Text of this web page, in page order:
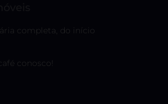
completa, do início
conosco!